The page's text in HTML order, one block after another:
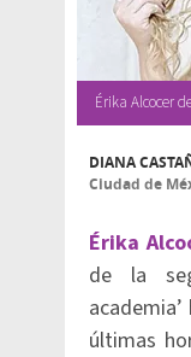
Érika Alcocer
DIANA
Ciudad de
Érika
de la
últimas